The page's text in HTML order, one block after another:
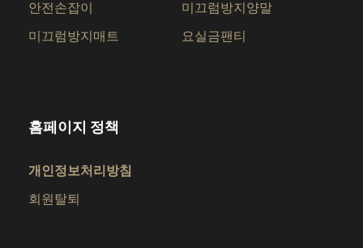
안전손잡이 미끄럼방지양말
미끄럼방지매트 요실금팬티
홈페이지 정책
개인정보처리방침
회원탈퇴